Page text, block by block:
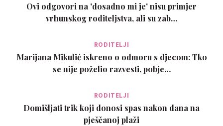
Ovi odgovori na 'dosadno mi je' nisu primjer
vrhunskog roditeljstva, ali su zab…
RODITELJI
Marijana Mikulić iskreno o odmoru s djecom: Tko
se nije poželio razvesti, pobje…
RODITELJI
Domišljati trik koji donosi spas nakon dana na
pješčanoj plaži